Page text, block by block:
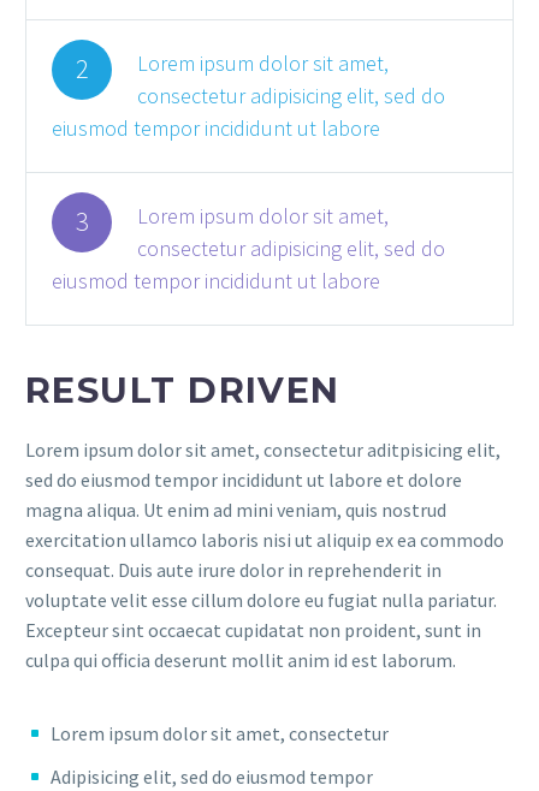
2
Lorem ipsum dolor sit amet,
consectetur adipisicing elit, sed do
eiusmod tempor incididunt ut labore
3
Lorem ipsum dolor sit amet,
consectetur adipisicing elit, sed do
eiusmod tempor incididunt ut labore
RESULT DRIVEN
Lorem ipsum dolor sit amet, consectetur aditpisicing elit,
sed do eiusmod tempor incididunt ut labore et dolore
magna aliqua. Ut enim ad mini veniam, quis nostrud
exercitation ullamco laboris nisi ut aliquip ex ea commodo
consequat. Duis aute irure dolor in reprehenderit in
voluptate velit esse cillum dolore eu fugiat nulla pariatur.
Excepteur sint occaecat cupidatat non proident, sunt in
culpa qui officia deserunt mollit anim id est laborum.
Lorem ipsum dolor sit amet, consectetur
Adipisicing elit, sed do eiusmod tempor